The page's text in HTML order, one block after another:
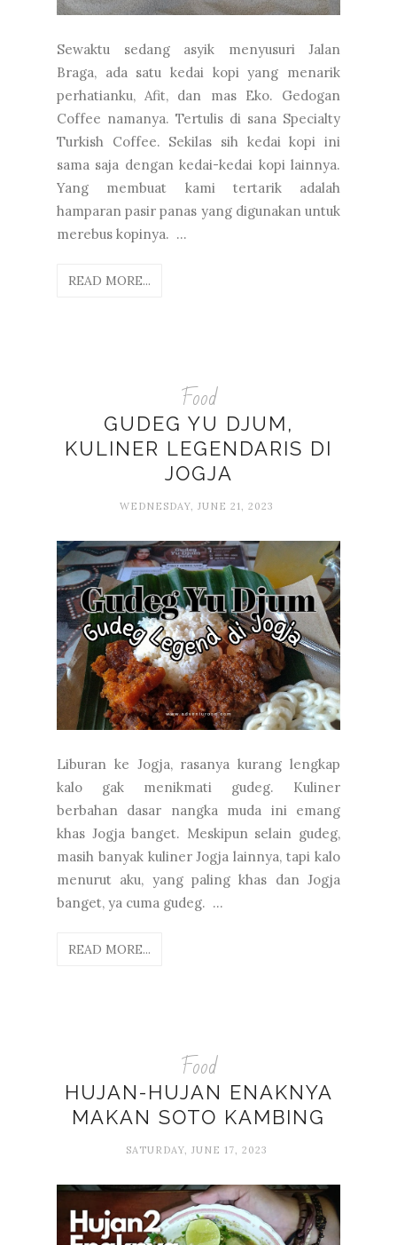
Sewaktu sedang asyik menyusuri Jalan
Braga, ada satu kedai kopi yang menarik
perhatianku, Afit, dan mas Eko. Gedogan
Coffee namanya. Tertulis di sana Specialty
Turkish Coffee. Sekilas sih kedai kopi ini
sama saja dengan kedai-kedai kopi lainnya.
Yang membuat kami tertarik adalah
hamparan pasir panas yang digunakan untuk
merebus kopinya. ...
READ MORE...
Food
GUDEG YU DJUM,
KULINER LEGENDARIS DI
JOGJA
WEDNESDAY, JUNE 21, 2023
Liburan ke Jogja, rasanya kurang lengkap
kalo gak menikmati gudeg. Kuliner
berbahan dasar nangka muda ini emang
khas Jogja banget. Meskipun selain gudeg,
masih banyak kuliner Jogja lainnya, tapi kalo
menurut aku, yang paling khas dan Jogja
banget, ya cuma gudeg. ...
READ MORE...
Food
HUJAN-HUJAN ENAKNYA
MAKAN SOTO KAMBING
SATURDAY, JUNE 17, 2023